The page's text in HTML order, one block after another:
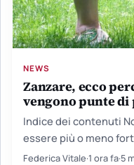
NEWS
Zanzare, ecco
vengono punte di
Indice dei contenuti
essere più o meno
avere il…
Federica Vitale·1 ora fa·5